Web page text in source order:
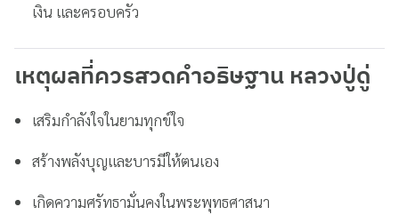
เงิน และครอบครัว
เหตุผลที่ควรสวดคำอธิษฐาน หลวงปู่ดู่
เสริมกำลังใจในยามทุกข์ใจ
สร้างพลังบุญและบารมีให้ตนเอง
เกิดความศรัทธามั่นคงในพระพุทธศาสนา